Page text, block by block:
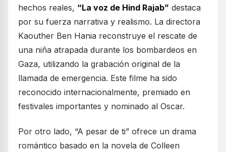
hechos reales, “La voz de Hind Rajab” destaca
por su fuerza narrativa y realismo. La directora
Kaouther Ben Hania reconstruye el rescate de
una niña atrapada durante los bombardeos en
Gaza, utilizando la grabación original de la
llamada de emergencia. Este filme ha sido
reconocido internacionalmente, premiado en
festivales importantes y nominado al Oscar.
Por otro lado, “A pesar de ti” ofrece un drama
romántico basado en la novela de Colleen